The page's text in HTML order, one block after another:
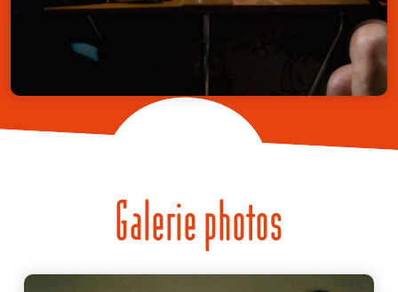
Galerie photos